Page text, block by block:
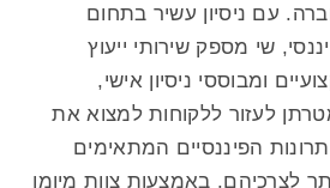
עם ניסיון עשיר בתחום
שי מספק שירותי ייעוץ
ומבוססי ניסיון אישי,
לעזור ללקוחות למצוא את
הפיננסיים המתאימים
לצרכיהם. באמצעות צוות מיומן